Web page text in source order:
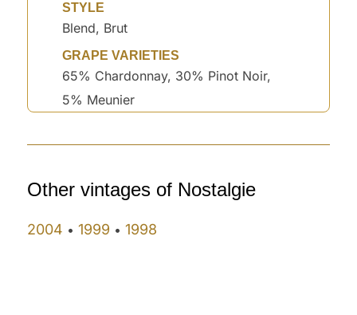
STYLE
Blend, Brut
GRAPE VARIETIES
65% Chardonnay, 30% Pinot Noir,
5% Meunier
Other vintages of Nostalgie
2004 •1999 •1998